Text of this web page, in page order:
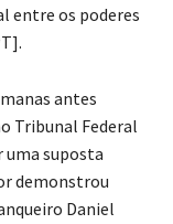
entre os poderes
antes
Tribunal Federal
uma suposta
demonstrou
Daniel